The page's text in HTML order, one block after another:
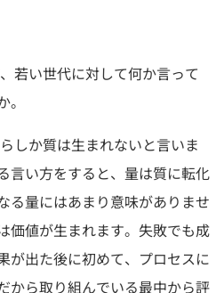
若い世代に対して何か言って
しか質は生まれないと言いま
言い方をすると、量は質に転化
る量にはあまり意味がありませ
価値が生まれます。失敗でも成
が出た後に初めて、プロセスに
から取り組んでいる最中から評